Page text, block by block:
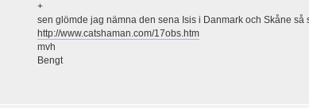
+
sen glömde jag nämna den sena Isis i Danmark och Skåne så
http://www.catshaman.com/17obs.htm
mvh
Bengt